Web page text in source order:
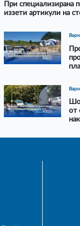
При специализирана
иззети артикули на
от